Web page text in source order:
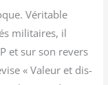
Véri­table
mili­taires, il
et sur son revers
« Valeur et dis­